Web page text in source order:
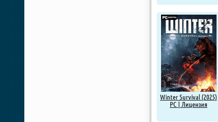
Winter Survival (2025)
PC | Лицензия